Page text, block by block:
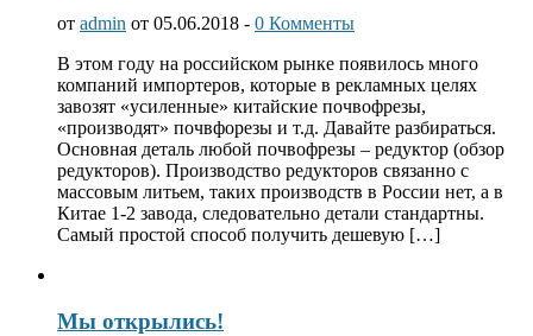
от admin от 05.06.2018 - 0 Комменты
В этом году на российском рынке появилось много
компаний импортеров, которые в рекламных целях
завозят «усиленные» китайские почвофрезы,
«производят» почвфорезы и т.д. Давайте разбираться.
Основная деталь любой почвофрезы – редуктор (обзор
редукторов). Производство редукторов связанно с
массовым литьем, таких производств в России нет, а в
Китае 1-2 завода, следовательно детали стандартны.
Самый простой способ получить дешевую […]
Мы открылись!